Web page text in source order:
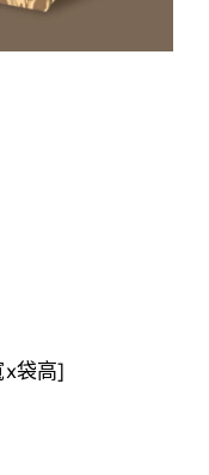
袋高]